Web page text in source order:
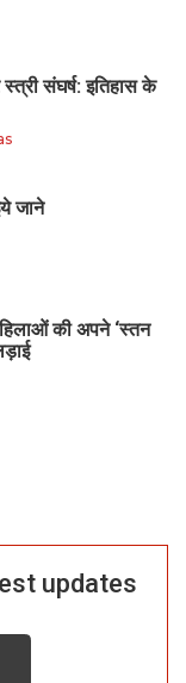
संघर्ष: इतिहास के
जाने
की अपने ‘स्तन
updates